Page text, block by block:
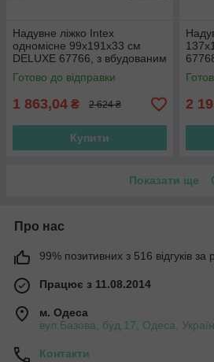
Надувне ліжко Intex
одномісне 99х191х33 см
DELUXE 67766, з вбудованим
насосом 220V
Готово до відправки
1 863,04 ₴ 2 624 ₴
Купити
2
Показати ще
Про нас
99% позитивних з 516 відгуків за
Працює з 11.08.2014
м. Одеса
вул.Базова, буд.17, Одеса,
Контакти